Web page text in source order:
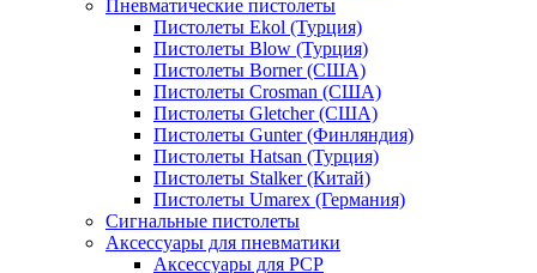
Пневматические пистолеты
Пистолеты Ekol (Турция)
Пистолеты Blow (Турция)
Пистолеты Borner (США)
Пистолеты Crosman (США)
Пистолеты Gletcher (США)
Пистолеты Gunter (Финляндия)
Пистолеты Hatsan (Турция)
Пистолеты Stalker (Китай)
Пистолеты Umarex (Германия)
Сигнальные пистолеты
Аксессуары для пневматики
Аксессуары для PCP